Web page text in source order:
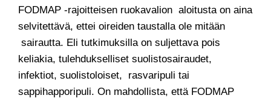
FODMAP -rajoitteisen ruokavalion aloitusta on aina
selvitettävä, ettei oireiden taustalla ole mitään
sairautta. Eli tutkimuksilla on suljettava pois
keliakia, tulehdukselliset suolistosairaudet,
infektiot, suolistoloiset, rasvaripuli tai
sappihapporipuli. On mahdollista, että FODMAP